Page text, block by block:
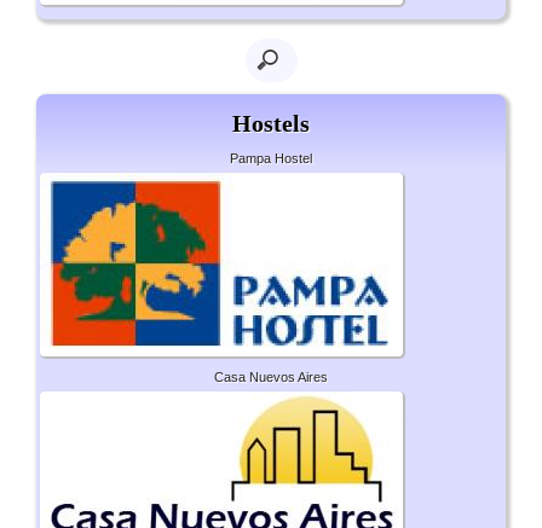
Hostels
Pampa Hostel
Casa Nuevos Aires